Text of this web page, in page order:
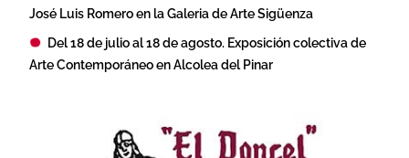
José Luis Romero en la Galeria de Arte Sigüenza
Del 18 de julio al 18 de agosto. Exposición colectiva de
Arte Contemporáneo en Alcolea del Pinar